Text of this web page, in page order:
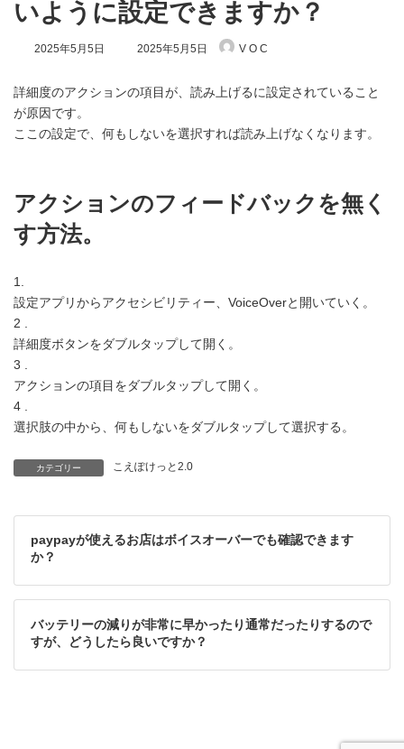
いように設定できますか？
2025年5月5日
最
新
:
2025年5月5日 V O C
詳細度のアクションの項目が、読み上げるに設定されていること
が原因です。
ここの設定で、何もしないを選択すれば読み上げなくなります。
アクションのフィードバックを無く
す方法。
1.
設定アプリからアクセシビリティー、VoiceOverと開いていく。
2 .
詳細度ボタンをダブルタップして開く。
3 .
アクションの項目をダブルタップして開く。
4 .
選択肢の中から、何もしないをダブルタップして選択する。
カテゴリー こえぽけっと2.0
paypayが使えるお店はボイスオーバーでも確認できます
か？
バッテリーの減りが非常に早かったり通常だったりするので
すが、どうしたら良いですか？